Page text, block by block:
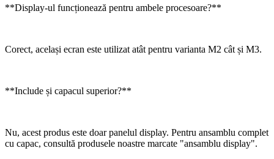
**Display-ul funcționează pentru ambele procesoare?**
Corect, același ecran este utilizat atât pentru varianta M2 cât și M3.
**Include și capacul superior?**
Nu, acest produs este doar panelul display. Pentru ansamblu complet
cu capac, consultă produsele noastre marcate "ansamblu display".